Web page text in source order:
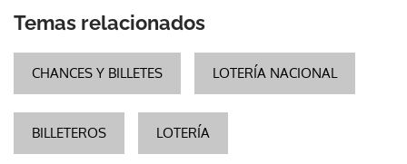
Temas relacionados
CHANCES Y BILLETES LOTERÍA NACIONAL
BILLETEROS LOTERÍA